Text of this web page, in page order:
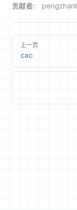
贡献者:
上一页
cac